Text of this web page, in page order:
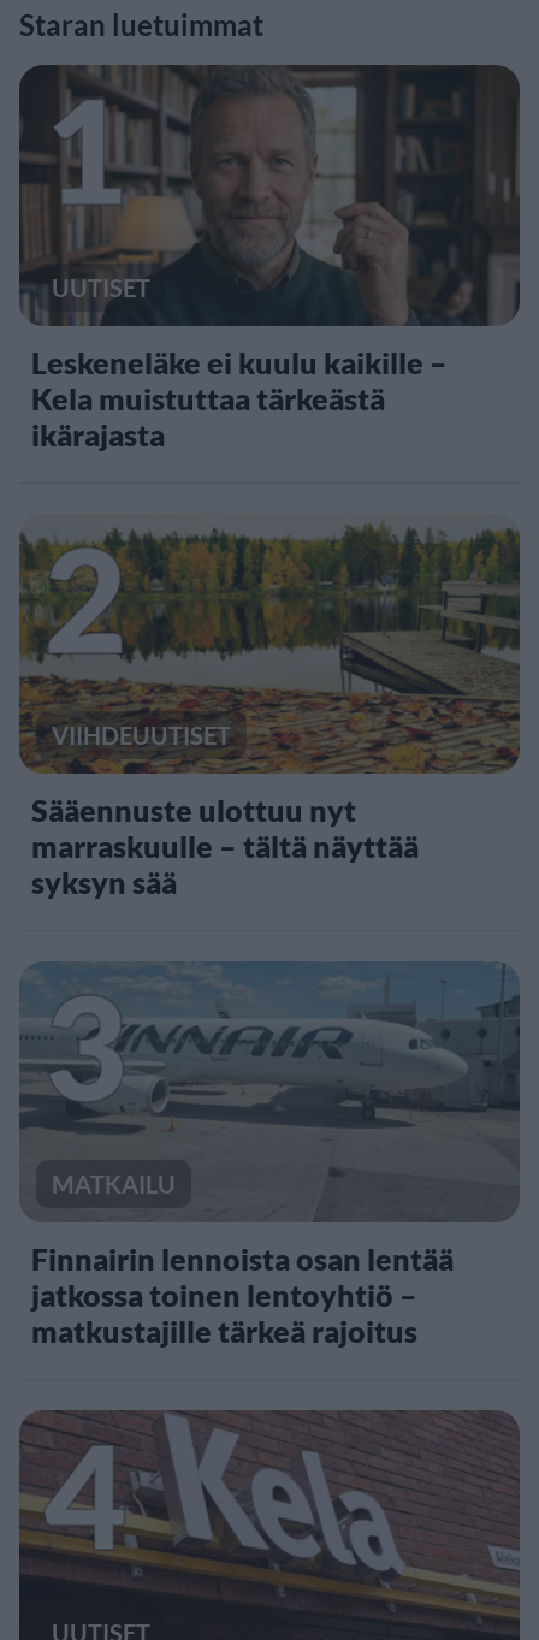
Staran luetuimmat
1
UUTISET
Leskeneläke ei kuulu kaikille –
Kela muistuttaa tärkeästä
ikärajasta
2
VIIHDEUUTISET
Sääennuste ulottuu nyt
marraskuulle – tältä näyttää
syksyn sää
3
MATKAILU
Finnairin lennoista osan lentää
jatkossa toinen lentoyhtiö –
matkustajille tärkeä rajoitus
4
UUTISET